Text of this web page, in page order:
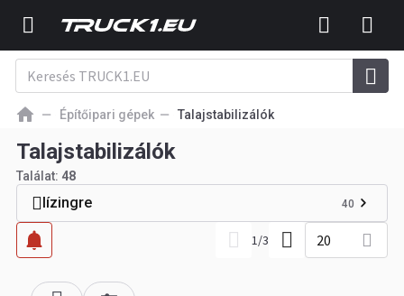
Építőipari gépek Talajstabilizálók
Talajstabilizálók
Találat: 48
lízingre 40
1/3 20